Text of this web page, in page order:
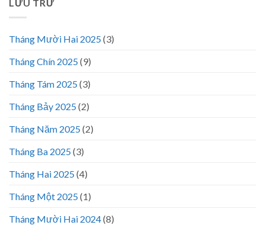
LƯU TRỮ
Tháng Mười Hai 2025(3)
Tháng Chín 2025(9)
Tháng Tám 2025(3)
Tháng Bảy 2025(2)
Tháng Năm 2025(2)
Tháng Ba 2025(3)
Tháng Hai 2025(4)
Tháng Một 2025(1)
Tháng Mười Hai 2024(8)